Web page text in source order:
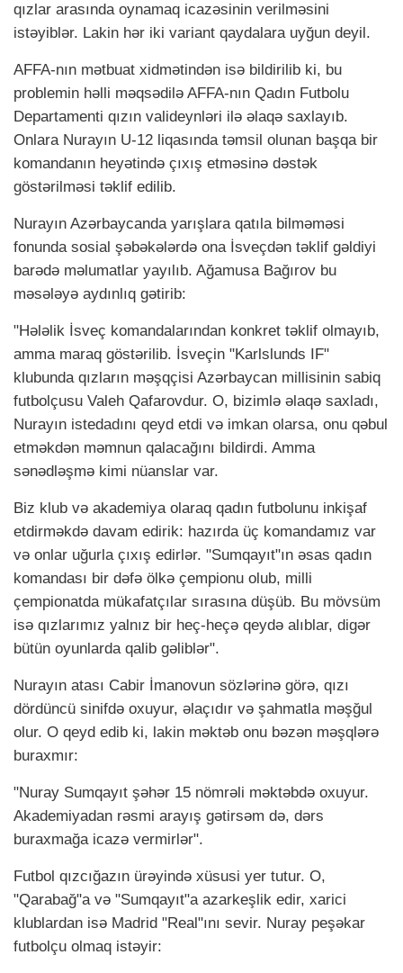
qızlar arasında oynamaq icazəsinin verilməsini
istəyiblər. Lakin hər iki variant qaydalara uyğun deyil.
AFFA-nın mətbuat xidmətindən isə bildirilib ki, bu
problemin həlli məqsədilə AFFA-nın Qadın Futbolu
Departamenti qızın valideynləri ilə əlaqə saxlayıb.
Onlara Nurayın U-12 liqasında təmsil olunan başqa bir
komandanın heyətində çıxış etməsinə dəstək
göstərilməsi təklif edilib.
Nurayın Azərbaycanda yarışlara qatıla bilməməsi
fonunda sosial şəbəkələrdə ona İsveçdən təklif gəldiyi
barədə məlumatlar yayılıb. Ağamusa Bağırov bu
məsələyə aydınlıq gətirib:
"Hələlik İsveç komandalarından konkret təklif olmayıb,
amma maraq göstərilib. İsveçin "Karlslunds IF"
klubunda qızların məşqçisi Azərbaycan millisinin sabiq
futbolçusu Valeh Qafarovdur. O, bizimlə əlaqə saxladı,
Nurayın istedadını qeyd etdi və imkan olarsa, onu qəbul
etməkdən məmnun qalacağını bildirdi. Amma
sənədləşmə kimi nüanslar var.
Biz klub və akademiya olaraq qadın futbolunu inkişaf
etdirməkdə davam edirik: hazırda üç komandamız var
və onlar uğurla çıxış edirlər. "Sumqayıt"ın əsas qadın
komandası bir dəfə ölkə çempionu olub, milli
çempionatda mükafatçılar sırasına düşüb. Bu mövsüm
isə qızlarımız yalnız bir heç-heçə qeydə alıblar, digər
bütün oyunlarda qalib gəliblər".
Nurayın atası Cabir İmanovun sözlərinə görə, qızı
dördüncü sinifdə oxuyur, əlaçıdır və şahmatla məşğul
olur. O qeyd edib ki, lakin məktəb onu bəzən məşqlərə
buraxmır:
"Nuray Sumqayıt şəhər 15 nömrəli məktəbdə oxuyur.
Akademiyadan rəsmi arayış gətirsəm də, dərs
buraxmağa icazə vermirlər".
Futbol qızcığazın ürəyində xüsusi yer tutur. O,
"Qarabağ"a və "Sumqayıt"a azarkeşlik edir, xarici
klublardan isə Madrid "Real"ını sevir. Nuray peşəkar
futbolçu olmaq istəyir: